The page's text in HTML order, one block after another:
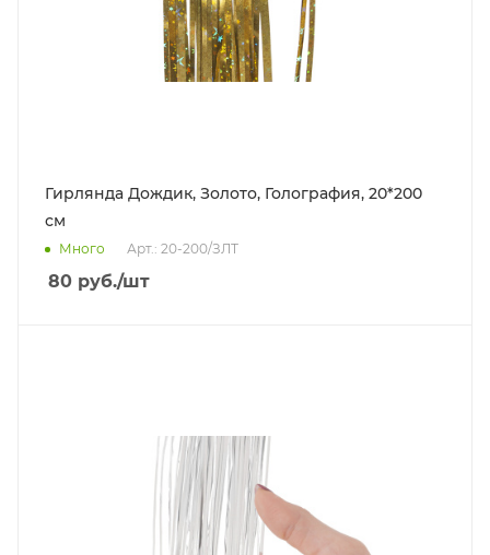
Гирлянда Дождик, Золото, Голография, 20*200
см
Много Арт.: 20-200/ЗЛТ
80 руб./шт